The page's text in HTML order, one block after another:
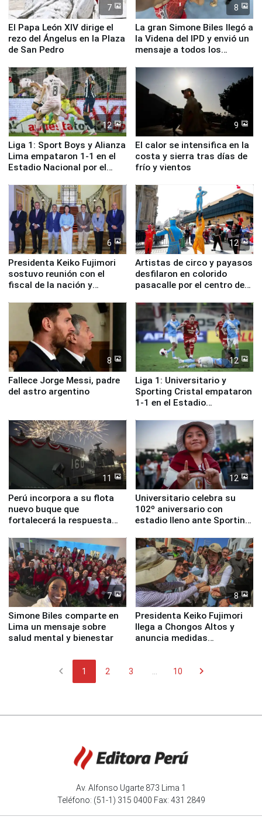
7
El Papa León XIV dirige el
rezo del Ángelus en la Plaza
de San Pedro
8
La gran Simone Biles llegó a
la Videna del IPD y envió un
mensaje a todos los
12
Liga 1: Sport Boys y Alianza
Lima empataron 1-1 en el
Estadio Nacional por el
9
El calor se intensifica en la
costa y sierra tras días de
frío y vientos
6
Presidenta Keiko Fujimori
sostuvo reunión con el
fiscal de la nación y
12
Artistas de circo y payasos
desfilaron en colorido
pasacalle por el centro de
8
Fallece Jorge Messi, padre
del astro argentino
12
Liga 1: Universitario y
Sporting Cristal empataron
1-1 en el Estadio
11
Perú incorpora a su flota
nuevo buque que
fortalecerá la respuesta
12
Universitario celebra su
102º aniversario con
estadio lleno ante Sporting
7
Simone Biles comparte en
Lima un mensaje sobre
salud mental y bienestar
8
Presidenta Keiko Fujimori
llega a Chongos Altos y
anuncia medidas
chevron_left 1 2 3 10 chevron_right
Av. Alfonso Ugarte 873 Lima 1
Teléfono: (51-1) 315 0400 Fax: 431 2849